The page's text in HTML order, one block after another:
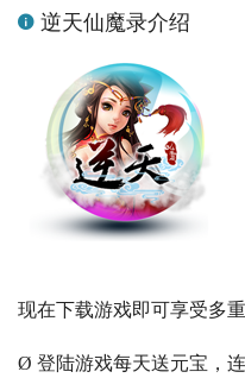
逆天仙魔录介绍
现在下载游戏即可享受多
Ø 登陆游戏每天送元宝，